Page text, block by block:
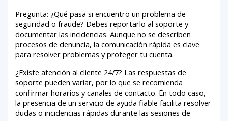
Pregunta: ¿Qué pasa si encuentro un problema de
seguridad o fraude? Debes reportarlo al soporte y
documentar las incidencias. Aunque no se describen
procesos de denuncia, la comunicación rápida es clave
para resolver problemas y proteger tu cuenta.
¿Existe atención al cliente 24/7? Las respuestas de
soporte pueden variar, por lo que se recomienda
confirmar horarios y canales de contacto. En todo caso,
la presencia de un servicio de ayuda fiable facilita resolver
dudas o incidencias rápidas durante las sesiones de